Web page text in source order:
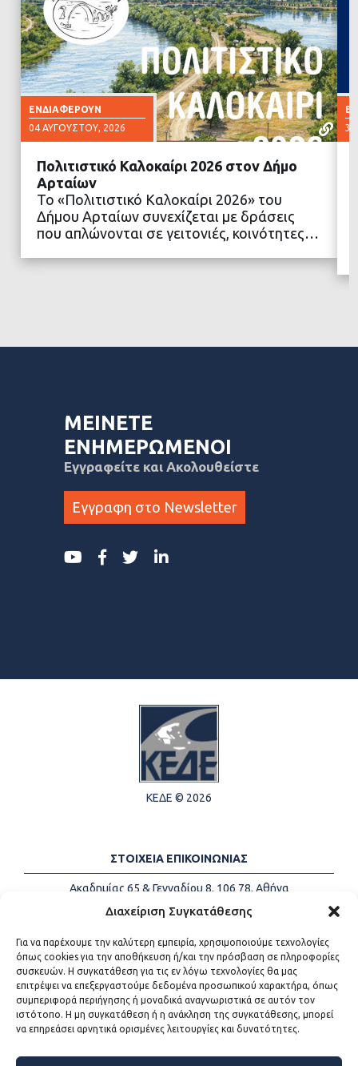
Διαχείριση Συγκατάθεσης
Για να παρέχουμε την καλύτερη εμπειρία, χρησιμοποιούμε τεχνολογίες
όπως cookies για την αποθήκευση ή/και την πρόσβαση σε πληροφορίες
συσκευών. Η συγκατάθεση για τις εν λόγω τεχνολογίες θα μας
επιτρέψει να επεξεργαστούμε δεδομένα προσωπικού χαρακτήρα, όπως
συμπεριφορά περιήγησης ή μοναδικά αναγνωριστικά σε αυτόν τον
ιστότοπο. Η μη συγκατάθεση ή η ανάκληση της συγκατάθεσης, μπορεί
να επηρεάσει αρνητικά ορισμένες λειτουργίες και δυνατότητες.
ΕΝΔΙΑΦΈΡΟΥΝ
04 ΑΥΓΟΎΣΤΟΥ, 2026
ΔΙΑΒΑΣΤΕ ΠΕΡΙΣΣΟΤΕΡΑ
Πολιτιστικό Καλοκαίρι 2026 στον Δήμο
Αρταίων
Το «Πολιτιστικό Καλοκαίρι 2026» του
Δήμου Αρταίων συνεχίζεται με δράσεις
που απλώνονται σε γειτονιές, κοινότητες…
30
ΜΕΙΝΕΤΕ
ΕΝΗΜΕΡΩΜΕΝΟΙ
Εγγραφείτε και Ακολουθείστε
Εγγραφη στο Newsletter
ΚΕΔΕ © 2026
ΣΤΟΙΧΕΙΑ ΕΠΙΚΟΙΝΩΝΙΑΣ
Ακαδημίας 65 & Γενναδίου 8, 106 78, Αθήνα
Τηλέφωνα:
+30 213-2147500
Email:
info@kede.gr
ΧΡΗΣΙΜΟΙ ΣΥΝΔΕΣΜΟΙ
Η ΚΕΔΕ
Sitemap